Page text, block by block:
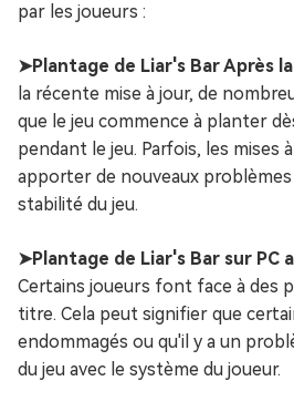
par les joueurs :
➤Plantage de Liar's Bar Après
la récente mise à jour, de
que le jeu commence à planter
pendant le jeu. Parfois, les mises
apporter de nouveaux
stabilité du jeu.
➤Plantage de Liar's Bar sur PC
Certains joueurs font face à des
titre. Cela peut signifier que
endommagés ou qu'il y a un
du jeu avec le système du joueur.